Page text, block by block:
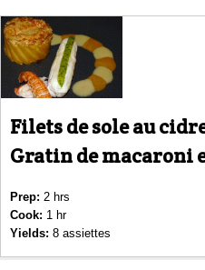
Filets de sole au
Gratin de macaroni
Prep: 2 hrs
Cook: 1 hr
Yields: 8 assiettes